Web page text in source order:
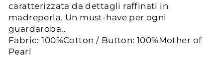
caratterizzata da dettagli raffinati in
madreperla. Un must-have per ogni
guardaroba..
Fabric: 100%Cotton / Button: 100%Mother of
Pearl